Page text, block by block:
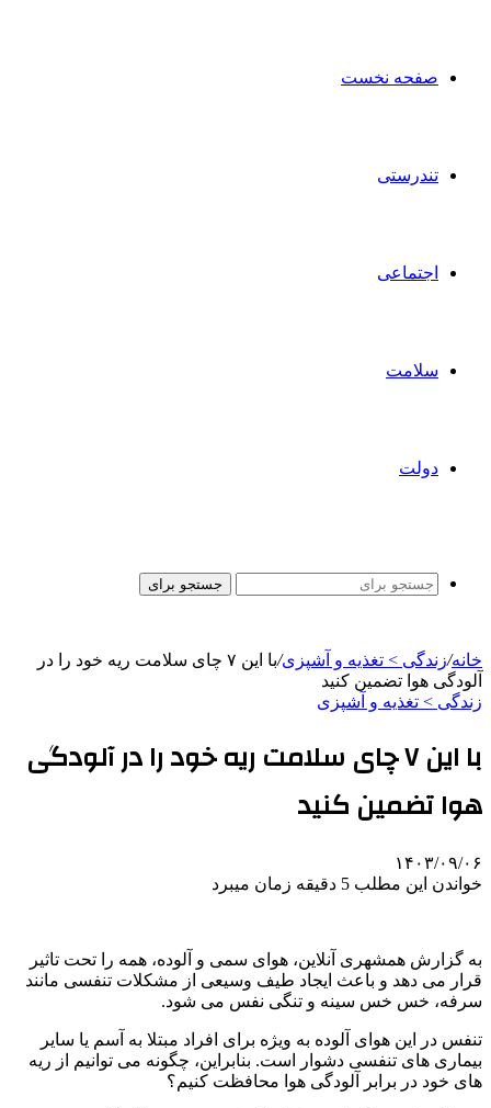
صفحه نخست
تندرستی
اجتماعی
سلامت
دولت
جستجو برای
خانه/زندگی > تغذیه و آشپزی/
با این ۷ چای سلامت ریه خود را در
آلودگی هوا تضمین کنید
زندگی > تغذیه و آشپزی
با این ۷ چای سلامت ریه خود را در آلودگی
هوا تضمین کنید
۱۴۰۳/۰۹/۰۶
خواندن این مطلب 5 دقیقه زمان میبرد
به گزارش همشهری آنلاین، هوای سمی و آلوده، همه را تحت تاثیر
قرار می دهد و باعث ایجاد طیف وسیعی از مشکلات تنفسی مانند
سرفه، خس خس سینه و تنگی نفس می شود.
تنفس در این هوای آلوده به ویژه برای افراد مبتلا به آسم یا سایر
بیماری های تنفسی دشوار است. بنابراین، چگونه می توانیم از ریه
های خود در برابر آلودگی هوا محافظت کنیم؟